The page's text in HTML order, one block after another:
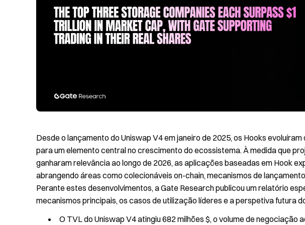
Desde o lançamento do Uniswap V4 em janeiro de 2025, os Hooks
para um elemento central no crescimento do ecossistema. À medida que
ganharam relevância ao longo de 2026, as aplicações baseadas em Hook
abrangendo áreas como colecionáveis on-chain, mecanismos de
Perante estes desenvolvimentos, a Gate Research publicou um relatório
mecanismos principais, os casos de utilização líderes e a perspetiva futura
O TVL do Uniswap V4 atingiu 682 milhões $, o volume de negociação